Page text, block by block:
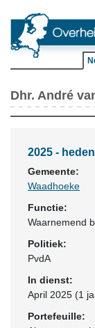
Dhr. André
2025 - heden
Gemeente:
Waadhoeke
Functie:
Waarnemend
Politiek:
PvdA
In dienst:
April 2025 (1
Portefeuille: